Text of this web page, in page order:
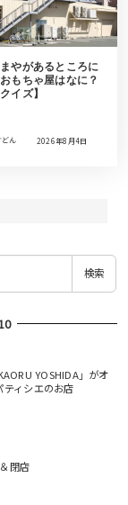
やがあるところに
もちゃ屋はなに？
イズ】
どん 2026年8月4日
検索
YOSHIDA」がオ
ティシエのお店
閉店